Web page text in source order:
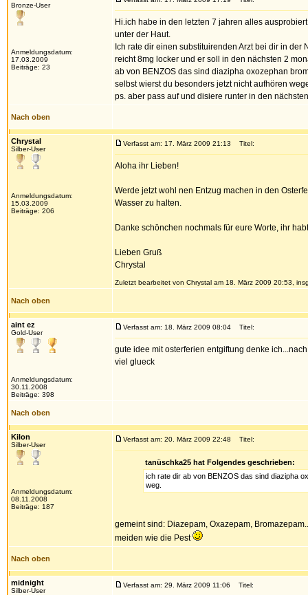
Bronze-User
Anmeldungsdatum:
17.03.2009
Beiträge: 23
Hi.ich habe in den letzten 7 jahren alles
unter der Haut.
Ich rate dir einen substituirenden Arzt bei dir in
reicht 8mg locker und er soll in den nächsten 2
ab von BENZOS das sind diazipha oxozephan
selbst wierst du besonders jetzt nicht aufhören
ps. aber pass auf und disiere runter in den
Nach oben
Chrystal
Silber-User
Anmeldungsdatum:
15.03.2009
Beiträge: 206
Verfasst am: 17. März 2009 21:13 Titel:
Aloha ihr Lieben!
Werde jetzt wohl nen Entzug machen in den
Wasser zu halten.
Danke schönchen nochmals für eure Worte, ihr
Lieben Gruß
Chrystal
Zuletzt bearbeitet von Chrystal am 18. März 2009 20:53,
Nach oben
aint ez
Gold-User
Anmeldungsdatum:
30.11.2008
Beiträge: 398
Verfasst am: 18. März 2009 08:04 Titel:
gute idee mit osterferien entgiftung denke
viel glueck
Nach oben
Kilon
Silber-User
Anmeldungsdatum:
08.11.2008
Beiträge: 187
Verfasst am: 20. März 2009 22:48 Titel:
tanüschka25 hat Folgendes geschrieben:
ich rate dir ab von BENZOS das sind diazipha
weg.
gemeint sind: Diazepam, Oxazepam,
meiden wie die Pest
Nach oben
midnight
Silber-User
Verfasst am: 29. März 2009 11:06 Titel: